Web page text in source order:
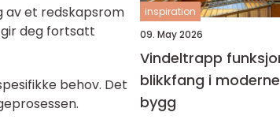
av et redskapsrom
deg fortsatt
behov. Det
inspiration
09. May 2026
Vindeltrapp funksjonelt
blikkfang i moderne
bygg